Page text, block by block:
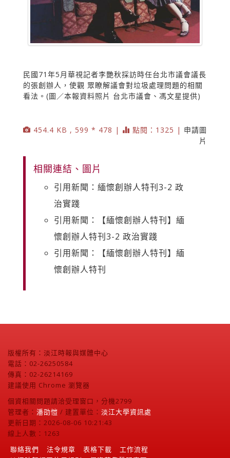
民國71年5月華視記者李艷秋採訪時任台北市議會議長
的張創辦人，使觀 眾瞭解議會對垃圾處理問題的相關
看法。(圖／本報資料照片 台北市議會、馮文星提供)
454.4 KB , 599 * 478 | 點閱：1325 | 申請圖
片
相關連結、圖片
引用新聞：緬懷創辦人特刊3-2 政
治實踐
引用新聞：【緬懷創辦人特刊】緬
懷創辦人特刊3-2 政治實踐
引用新聞：【緬懷創辦人特刊】緬
懷創辦人特刊
版權所有：淡江時報與媒體中心
電話：02-26250584
傳真：02-26214169
建議使用 Chrome 瀏覽器
個資相關問題請洽受理窗口，分機2799
管理者： 潘劭愷 / 建置單位： 淡江大學資訊處
更新日期：2026-08-06 10:21:43
線上人數：1263
聯絡我們
法令規章 表格下載
工作流程